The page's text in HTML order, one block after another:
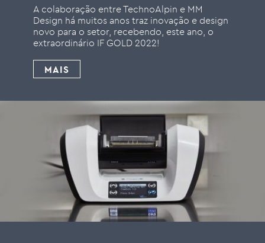
A colaboração entre TechnoAlpin e MM
Design há muitos anos traz inovação e design
novo para o setor, recebendo, este ano, o
extraordinário IF GOLD 2022!
MAIS